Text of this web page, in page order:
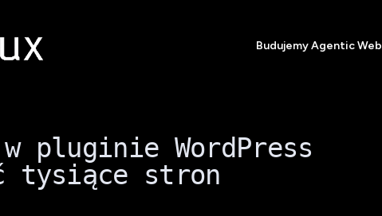
Budujemy Agentic Web
pluginie WordPress
tysiące stron